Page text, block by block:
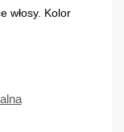
włosy. Kolor